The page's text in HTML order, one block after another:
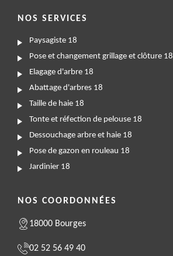
NOS SERVICES
Paysagiste 18
Pose et changement grillage et clôture 18
Elagage d'arbre 18
Abattage d'arbres 18
Taille de haie 18
Tonte et réfection de pelouse 18
Dessouchage arbre et haie 18
Pose de gazon en rouleau 18
Jardinier 18
NOS COORDONNÉES
18000 Bourges
02 52 56 49 40